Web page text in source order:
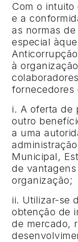
Com o
e a
as normas
especial
à
fornecedores
i. A oferta de
outro
a uma
Municipal,
de
organização;
ii. Utilizar-se
obtenção de
de mercado,